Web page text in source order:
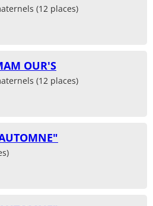
(12 places)
OUR'S
(12 places)